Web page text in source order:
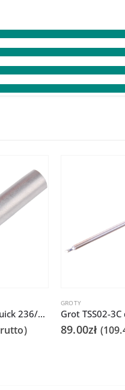
Grot Q-T-0.8D do Quick 236/706/936A/3104/3102/TS1100
GROTY
89.00zł (